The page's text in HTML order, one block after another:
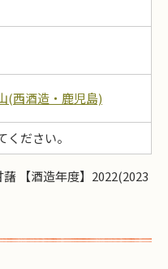
(西酒造・鹿児島)
ださい。
【酒造年度】2022(2023